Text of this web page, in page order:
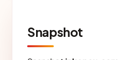
Snapshot